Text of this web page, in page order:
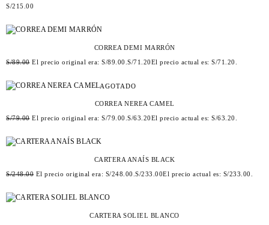
S/215.00
CORREA DEMI MARRÓN
S/89.00 El precio original era: S/89.00. S/71.20El precio actual es: S/71.20.
AGOTADO
CORREA NEREA CAMEL
S/79.00 El precio original era: S/79.00. S/63.20El precio actual es: S/63.20.
CARTERA ANAÍS BLACK
S/248.00 El precio original era: S/248.00. S/233.00El precio actual es: S/233.00.
CARTERA SOLIEL BLANCO